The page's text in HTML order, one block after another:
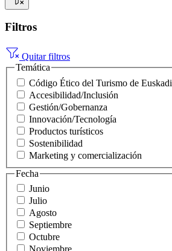
Filtros
Quitar filtros
Temática
Código Ético del Turismo de Euskadi
Accesibilidad/Inclusión
Gestión/Gobernanza
Innovación/Tecnología
Productos turísticos
Sostenibilidad
Marketing y comercialización
Fecha
Junio
Julio
Agosto
Septiembre
Octubre